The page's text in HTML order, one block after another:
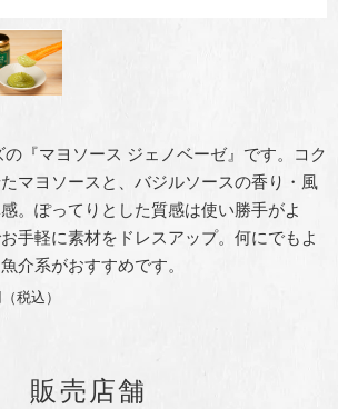
『マヨソース ジェノベーゼ』です。コク
マヨソースと、バジルソースの香り・風
。ぽってりとした質感は使い勝手がよ
手軽に素材をドレスアップ。何にでもよ
介系がおすすめです。
税込）
販売店舗